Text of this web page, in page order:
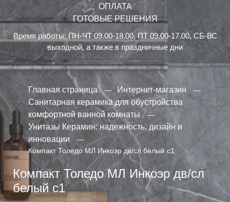
ОПЛАТА
ГОТОВЫЕ РЕШЕНИЯ
Время работы: ПН-ЧТ 09.00-18.00, ПТ 09.00-17.00, СБ-ВС
выходной, а также в праздничные дни
Главная страница
Интернет-магазин
Санитарная керамика для обустройства
комфортной ванной комнаты
Унитазы Керамин: надежность, дизайн и
инновации
Компакт Толедо МЛ Инкоэр дв/сл белый с1
Компакт Толедо МЛ Инкоэр дв/сл
белый с1